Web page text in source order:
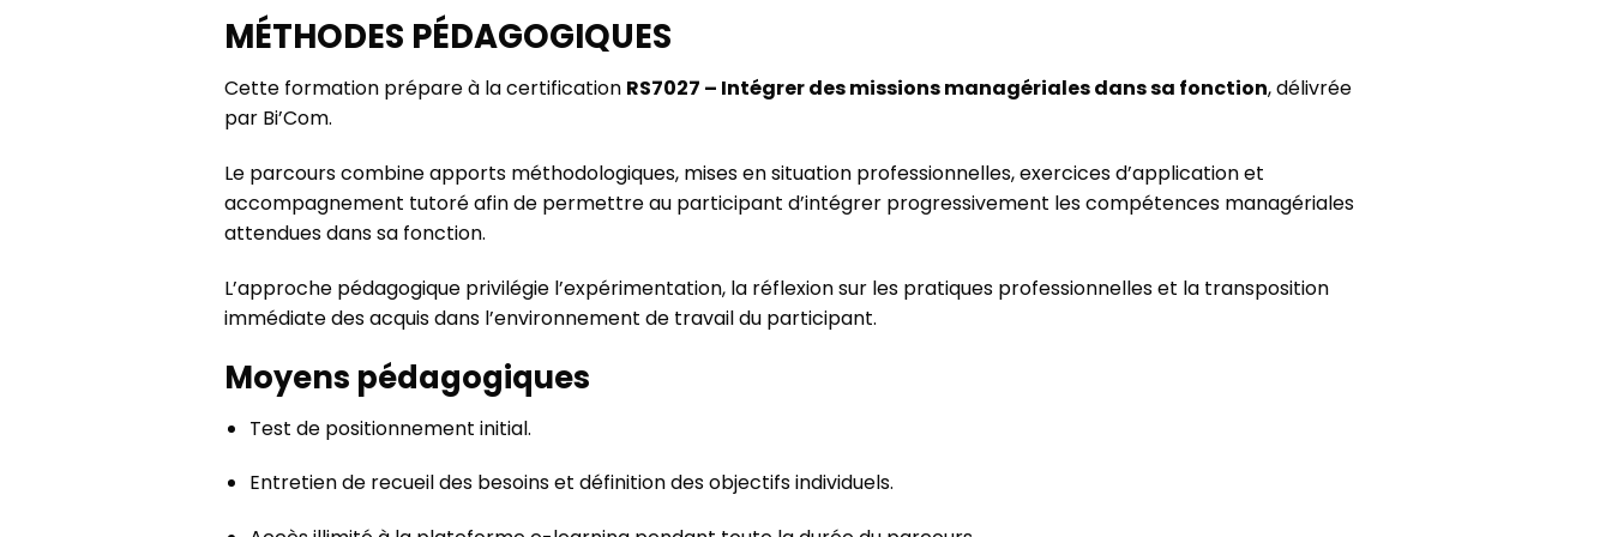
MÉTHODES PÉDAGOGIQUES
Cette formation prépare à la certification RS7027 – Intégrer des missions managériales dans sa fonction, délivrée
par Bi’Com.
Le parcours combine apports méthodologiques, mises en situation professionnelles, exercices d’application et
accompagnement tutoré afin de permettre au participant d’intégrer progressivement les compétences managériales
attendues dans sa fonction.
L’approche pédagogique privilégie l’expérimentation, la réflexion sur les pratiques professionnelles et la transposition
immédiate des acquis dans l’environnement de travail du participant.
Moyens pédagogiques
Test de positionnement initial.
Entretien de recueil des besoins et définition des objectifs individuels.